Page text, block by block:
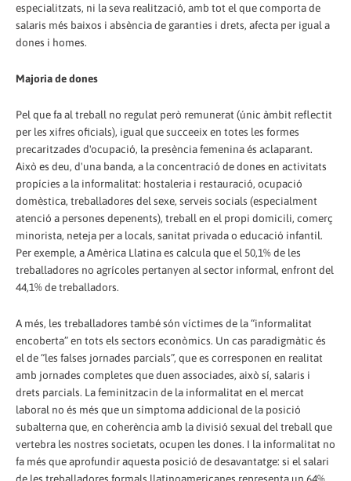
especialitzats, ni la seva realització, amb tot el que comporta de
salaris més baixos i absència de garanties i drets, afecta per igual a
dones i homes.
Majoria de dones
Pel que fa al treball no regulat però remunerat (únic àmbit reflectit
per les xifres oficials), igual que succeeix en totes les formes
precaritzades d'ocupació, la presència femenina és aclaparant.
Això es deu, d'una banda, a la concentració de dones en activitats
propícies a la informalitat: hostaleria i restauració, ocupació
domèstica, treballadores del sexe, serveis socials (especialment
atenció a persones depenents), treball en el propi domicili, comerç
minorista, neteja per a locals, sanitat privada o educació infantil.
Per exemple, a Amèrica Llatina es calcula que el 50,1% de les
treballadores no agrícoles pertanyen al sector informal, enfront del
44,1% de treballadors.
A més, les treballadores també són víctimes de la “informalitat
encoberta” en tots els sectors econòmics. Un cas paradigmàtic és
el de “les falses jornades parcials”, que es corresponen en realitat
amb jornades completes que duen associades, això sí, salaris i
drets parcials. La feminitzacin de la informalitat en el mercat
laboral no és més que un símptoma addicional de la posició
subalterna que, en coherència amb la divisió sexual del treball que
vertebra les nostres societats, ocupen les dones. I la informalitat no
fa més que aprofundir aquesta posició de desavantatge: si el salari
de les treballadores formals llatinoamericanes representa un 64%